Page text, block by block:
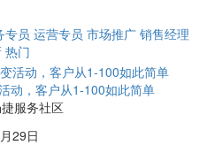
专员 运营专员 市场推广 销售经理
热门
动，客户从1-100如此简单
服务社区
29日